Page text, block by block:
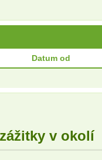
Datum od
v okolí